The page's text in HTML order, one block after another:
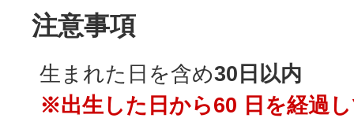
注意事項
生まれた日を含め30日以内
※出生した日から60 日を経過